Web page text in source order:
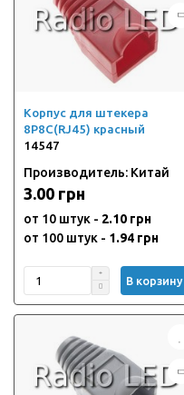
Корпус для штекера
8P8C(RJ45) красный
14547
Производитель: Китай
3.00 грн
от 10 штук - 2.10 грн
от 100 штук - 1.94 грн
В корзину